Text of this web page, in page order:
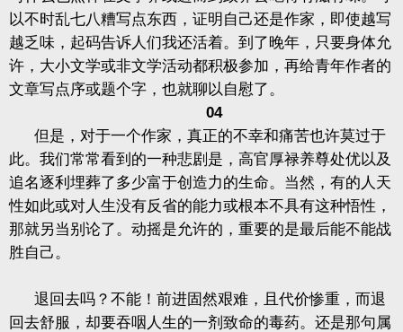
以不时乱七八糟写点东西，证明自己还是作家，即使越写
越乏味，起码告诉人们我还活着。到了晚年，只要身体允
许，大小文学或非文学活动都积极参加，再给青年作者的
文章写点序或题个字，也就聊以自慰了。
04
但是，对于一个作家，真正的不幸和痛苦也许莫过于
此。我们常常看到的一种悲剧是，高官厚禄养尊处优以及
追名逐利埋葬了多少富于创造力的生命。当然，有的人天
性如此或对人生没有反省的能力或根本不具有这种悟性，
那就另当别论了。动摇是允许的，重要的是最后能不能战
胜自己。
退回去吗？不能！前进固然艰难，且代价惨重，而退
回去舒服，却要吞咽人生的一剂致命的毒药。还是那句属